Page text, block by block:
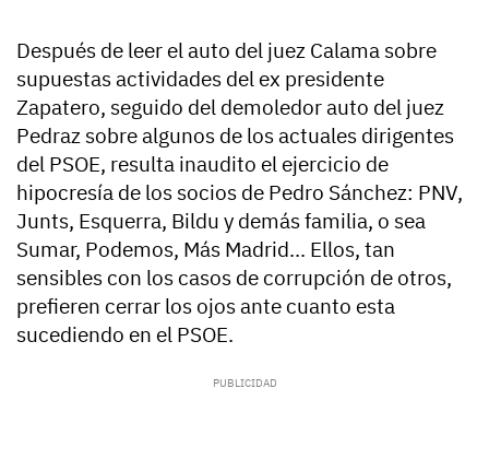
Después de leer el auto del juez Calama sobre
supuestas actividades del ex presidente
Zapatero, seguido del demoledor auto del juez
Pedraz sobre algunos de los actuales dirigentes
del PSOE, resulta inaudito el ejercicio de
hipocresía de los socios de Pedro Sánchez: PNV,
Junts, Esquerra, Bildu y demás familia, o sea
Sumar, Podemos, Más Madrid... Ellos, tan
sensibles con los casos de corrupción de otros,
prefieren cerrar los ojos ante cuanto esta
sucediendo en el PSOE.